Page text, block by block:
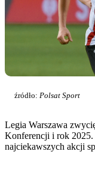
źródło: Polsat Sport
Legia Warszawa
Konferencji i rok 2025.
najciekawszych akcji